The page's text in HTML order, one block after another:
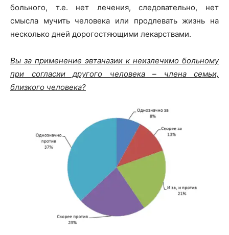
больного, т.е. нет лечения, следовательно, нет
смысла мучить человека или продлевать жизнь на
несколько дней дорогостяющими лекарствами.
Вы за применение эвтаназии к неизлечимо больному
при согласии другого человека – члена семьи,
близкого человека?